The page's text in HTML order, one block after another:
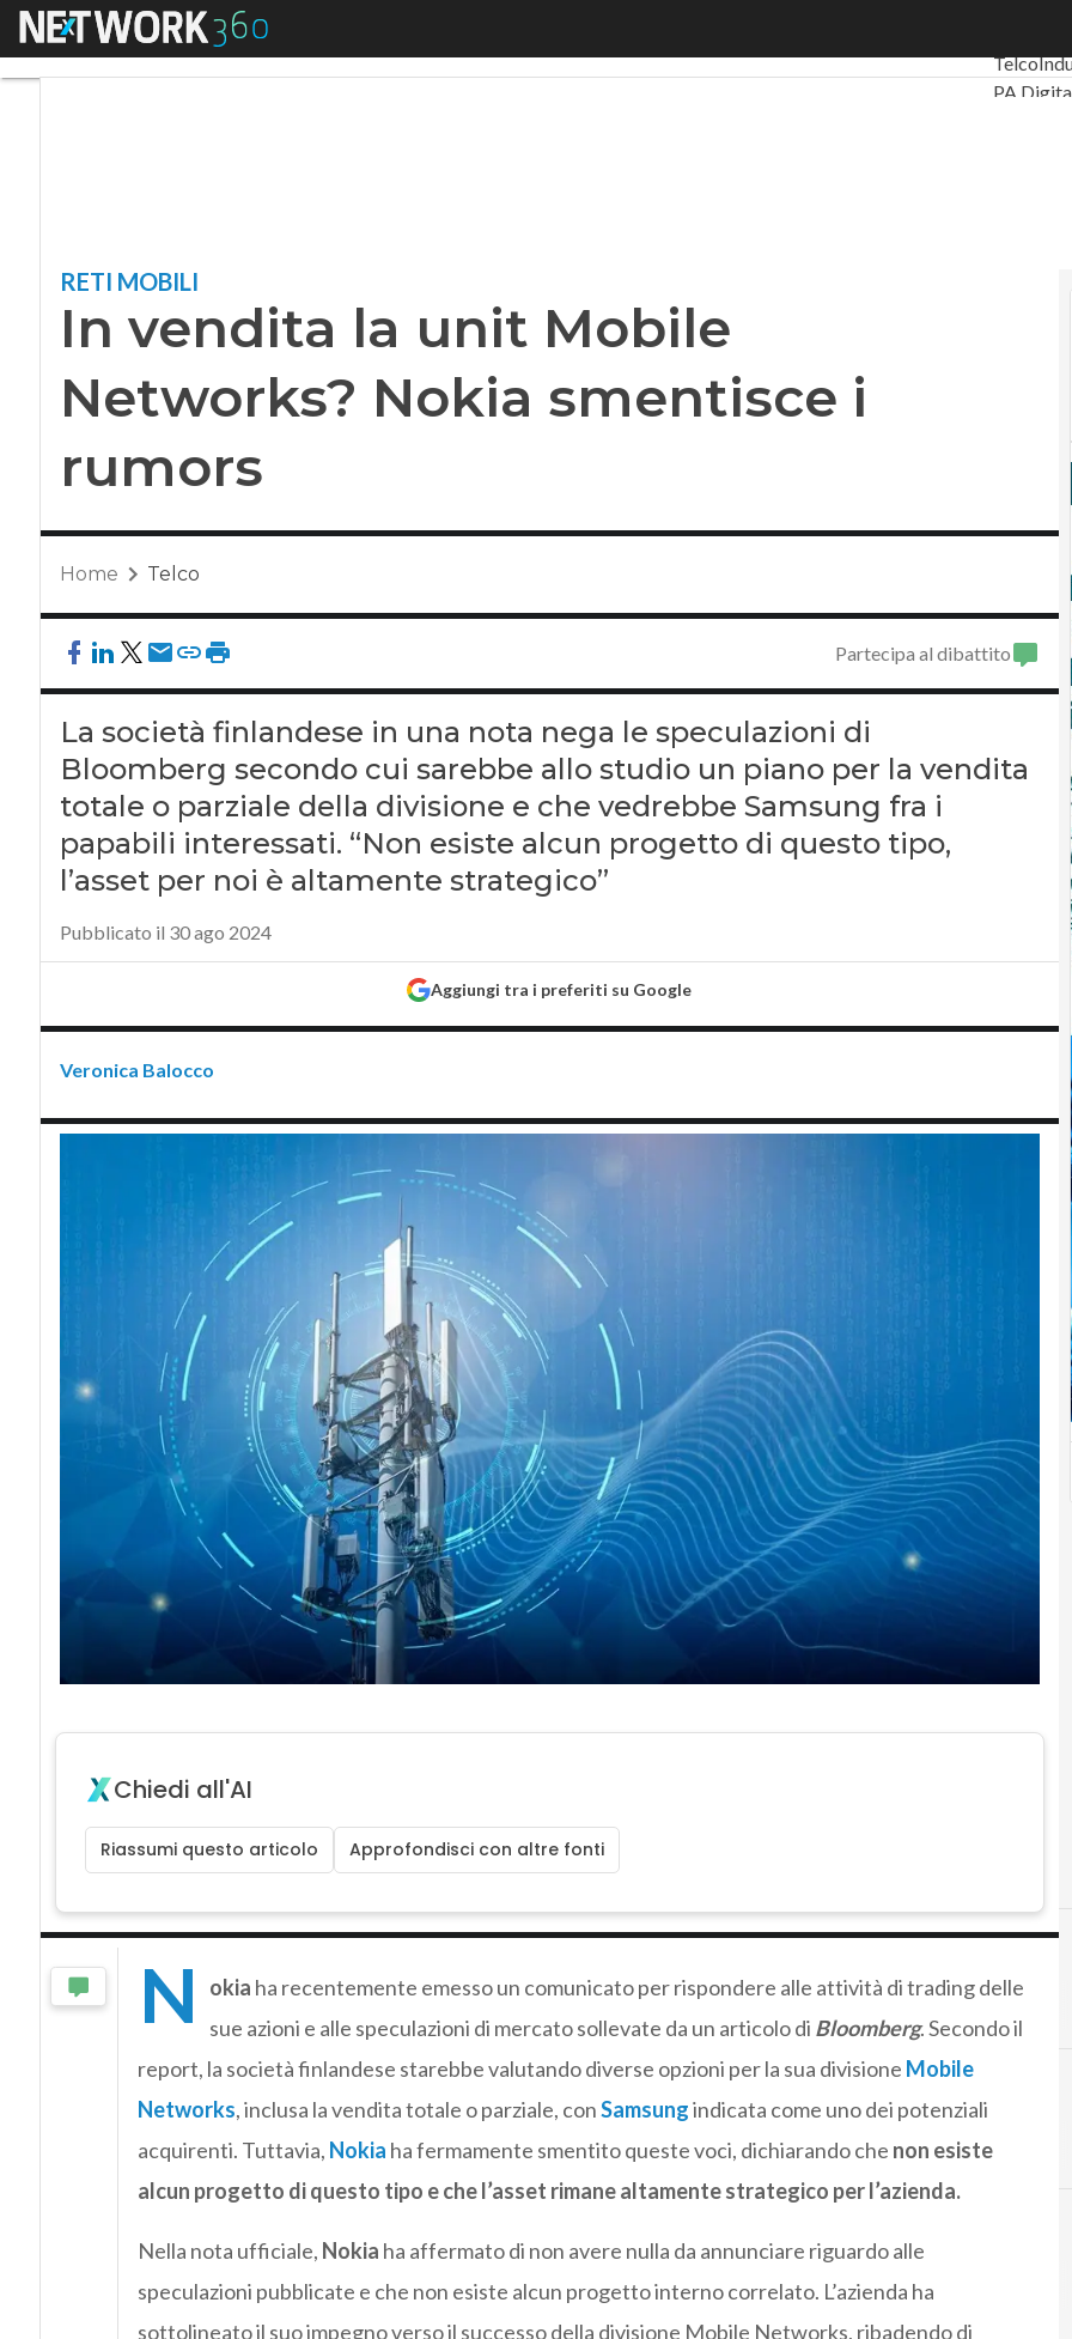
Menu
Telco
PA
RETI MOBILI
In vendita la unit Mobile
Networks? Nokia smentisce i
rumors
Home Telco
Partecipa al dibattito
La società finlandese in una nota nega le speculazioni di
Bloomberg secondo cui sarebbe allo studio un piano per la vendita
totale o parziale della divisione e che vedrebbe Samsung fra i
papabili interessati. “Non esiste alcun progetto di questo tipo,
l’asset per noi è altamente strategico”
Pubblicato il 30 ago 2024
Aggiungi tra i preferiti su Google
Veronica Balocco
Chiedi all'AI
Riassumi questo articolo Approfondisci con altre fonti
N okia ha recentemente emesso un comunicato per rispondere alle attività di trading delle
sue azioni e alle speculazioni di mercato sollevate da un articolo di Bloomberg. Secondo il
report, la società finlandese starebbe valutando diverse opzioni per la sua divisione Mobile
Networks, inclusa la vendita totale o parziale, conSamsungindicata come uno dei potenziali
acquirenti. Tuttavia, Nokia ha fermamente smentito queste voci, dichiarando che non esiste
alcun progetto di questo tipo e che l’asset rimane altamente strategico per l’azienda.
Nella nota ufficiale, Nokia ha affermato di non avere nulla da annunciare riguardo alle
speculazioni pubblicate e che non esiste alcun progetto interno correlato. L’azienda ha
sottolineato il suo impegno verso il successo della divisione Mobile Networks, ribadendo di
C
cavi sottomarini